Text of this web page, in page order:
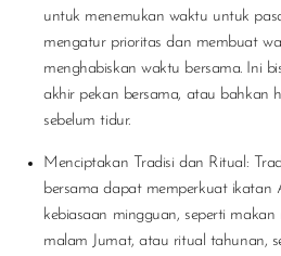
untuk menemukan waktu untuk
mengatur prioritas dan membuat
menghabiskan waktu bersama. Ini
akhir pekan bersama, atau bahkan
sebelum tidur.
Menciptakan Tradisi dan Ritual :
bersama dapat memperkuat ikatan
kebiasaan mingguan, seperti
malam Jumat, atau ritual tahunan,